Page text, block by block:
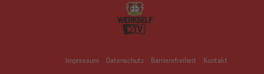
Impressum Datenschutz Barrierefreiheit Kontakt